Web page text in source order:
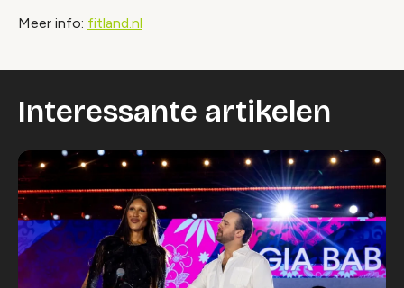
Meer info: fitland.nl
Interessante artikelen